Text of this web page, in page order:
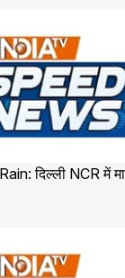
दिल्ली NCR में